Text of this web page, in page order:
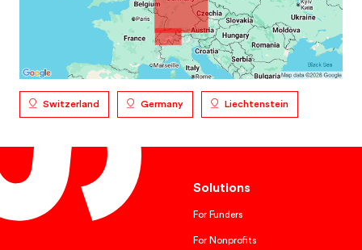
Switzerland Germany Liechtenstein
Solutions
For Funders
For Nonprofits